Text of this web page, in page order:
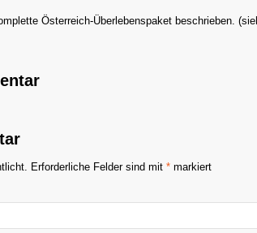
Österreich-Überlebenspaket beschrieben.
Erforderliche Felder sind mit * markiert